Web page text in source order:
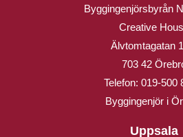
Byggingenjörsbyrån
Creative
Älvtomtagatan
703 42
Telefon: 019-500
Byggingenjör i
Uppsala